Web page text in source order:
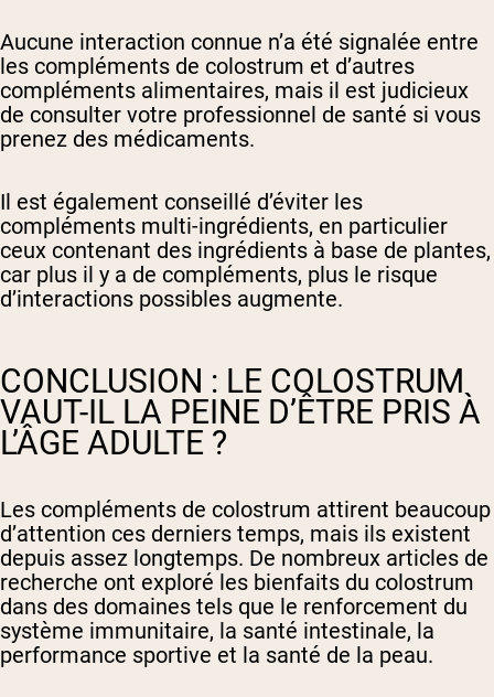
Aucune interaction connue n’a été signalée entre
les compléments de colostrum et d’autres
compléments alimentaires, mais il est judicieux
de consulter votre professionnel de santé si vous
prenez des médicaments.
Il est également conseillé d’éviter les
compléments multi-ingrédients, en particulier
ceux contenant des ingrédients à base de plantes,
car plus il y a de compléments, plus le risque
d’interactions possibles augmente.
CONCLUSION : LE COLOSTRUM
VAUT-IL LA PEINE D’ÊTRE PRIS À
L’ÂGE ADULTE ?
Les compléments de colostrum attirent beaucoup
d’attention ces derniers temps, mais ils existent
depuis assez longtemps. De nombreux articles de
recherche ont exploré les bienfaits du colostrum
dans des domaines tels que le renforcement du
système immunitaire, la santé intestinale, la
performance sportive et la santé de la peau.